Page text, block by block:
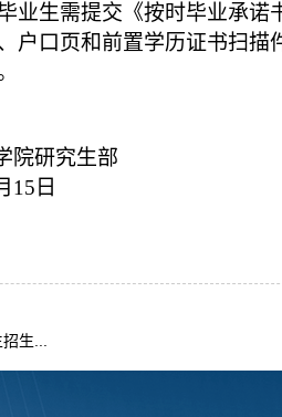
生需提交《按时毕业承诺
口页和前置学历证书扫描
生部
15日
生...